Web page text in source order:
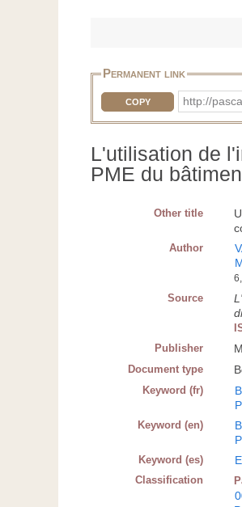
Permanent link
COPY http://
L'utilisation de
PME du
Other title
Author
Source
Publisher
Document type
Keyword (fr)
Keyword (en)
Keyword (es)
Classification